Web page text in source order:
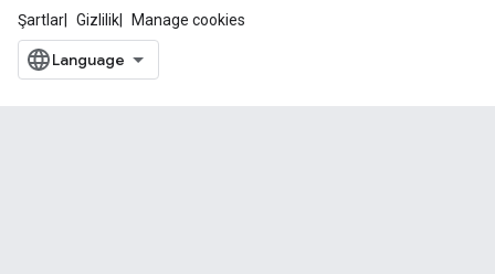
Şartlar Gizlilik Manage cookies